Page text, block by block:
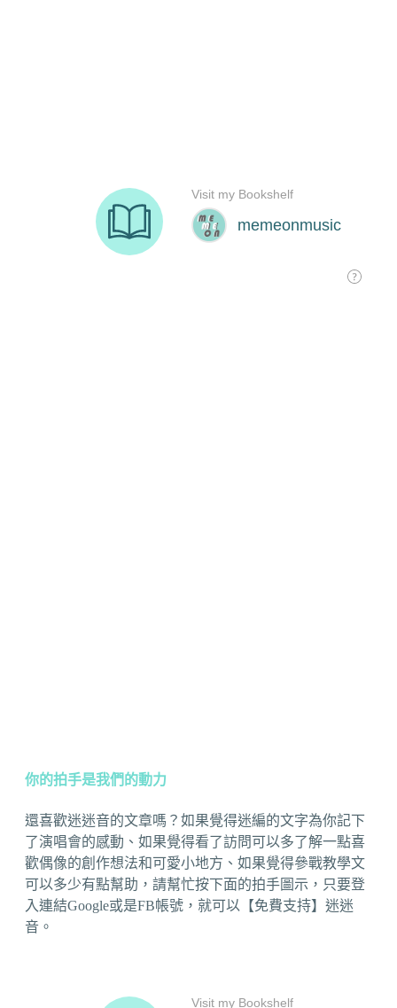
你的拍手是我們的動力
還喜歡迷迷音的文章嗎？如果覺得迷編的文字為你記下
了演唱會的感動、如果覺得看了訪問可以多了解一點喜
歡偶像的創作想法和可愛小地方、如果覺得參戰教學文
可以多少有點幫助，請幫忙按下面的拍手圖示，只要登
入連結Google或是FB帳號，就可以【免費支持】迷迷
音。